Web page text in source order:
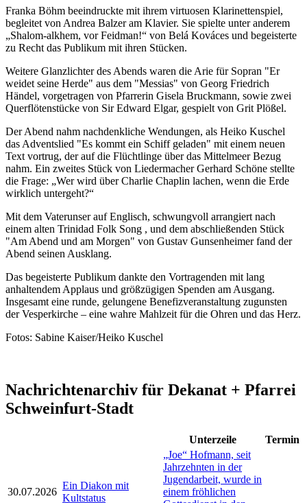
Franka Böhm beeindruckte mit ihrem virtuosen Klarinettenspiel,
begleitet von Andrea Balzer am Klavier. Sie spielte unter anderem
„Shalom-alkhem, vor Feidman!“ von Belá Kováces und begeisterte
zu Recht das Publikum mit ihren Stücken.
Weitere Glanzlichter des Abends waren die Arie für Sopran "Er
weidet seine Herde" aus dem "Messias" von Georg Friedrich
Händel, vorgetragen von Pfarrerin Gisela Bruckmann, sowie zwei
Querflötenstücke von Sir Edward Elgar, gespielt von Grit Plößel.
Der Abend nahm nachdenkliche Wendungen, als Heiko Kuschel
das Adventslied "Es kommt ein Schiff geladen" mit einem neuen
Text vortrug, der auf die Flüchtlinge über das Mittelmeer Bezug
nahm. Ein zweites Stück von Liedermacher Gerhard Schöne stellte
die Frage: „Wer wird über Charlie Chaplin lachen, wenn die Erde
wirklich untergeht?“
Mit dem Vaterunser auf Englisch, schwungvoll arrangiert nach
einem alten Trinidad Folk Song , und dem abschließenden Stück
"Am Abend und am Morgen" von Gustav Gunsenheimer fand der
Abend seinen Ausklang.
Das begeisterte Publikum dankte den Vortragenden mit lang
anhaltendem Applaus und größzügigen Spenden am Ausgang.
Insgesamt eine runde, gelungene Benefizveranstaltung zugunsten
der Vesperkirche – eine wahre Mahlzeit für die Ohren und das Herz.
Fotos: Sabine Kaiser/Heiko Kuschel
Nachrichtenarchiv für Dekanat + Pfarrei
Schweinfurt-Stadt
Unterzeile Termin
30.07.2026
Ein Diakon mit
Kultstatus
„Joe“ Hofmann, seit
Jahrzehnten in der
Jugendarbeit, wurde in
einem fröhlichen